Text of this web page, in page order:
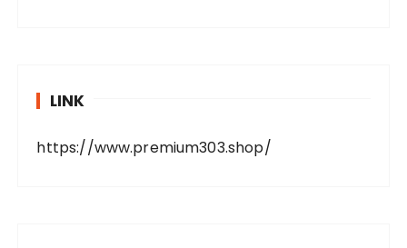
LINK
https://www.premium303.shop/